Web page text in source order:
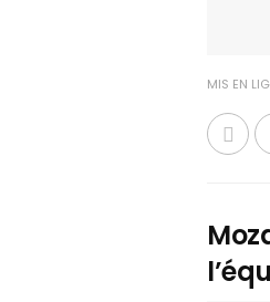
MIS EN